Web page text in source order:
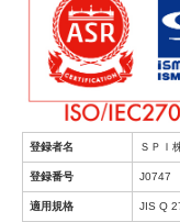
登録者名 ＳＰＩ
登録番号 J0747
適用規格 JIS Q